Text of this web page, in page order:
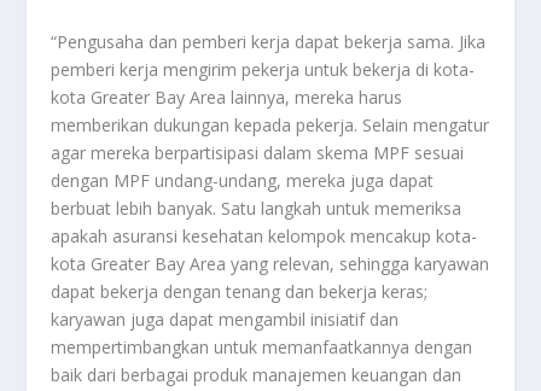
“Pengusaha dan pemberi kerja dapat bekerja sama. Jika
pemberi kerja mengirim pekerja untuk bekerja di kota-
kota Greater Bay Area lainnya, mereka harus
memberikan dukungan kepada pekerja. Selain mengatur
agar mereka berpartisipasi dalam skema MPF sesuai
dengan MPF undang-undang, mereka juga dapat
berbuat lebih banyak. Satu langkah untuk memeriksa
apakah asuransi kesehatan kelompok mencakup kota-
kota Greater Bay Area yang relevan, sehingga karyawan
dapat bekerja dengan tenang dan bekerja keras;
karyawan juga dapat mengambil inisiatif dan
mempertimbangkan untuk memanfaatkannya dengan
baik dari berbagai produk manajemen keuangan dan